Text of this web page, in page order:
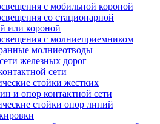
с мобильной короной
со стационарной
или короной
с молниеприемником
молниеотводы
железных дорог
сети
стойки жестких
и опор контактной сети
стойки опор линий